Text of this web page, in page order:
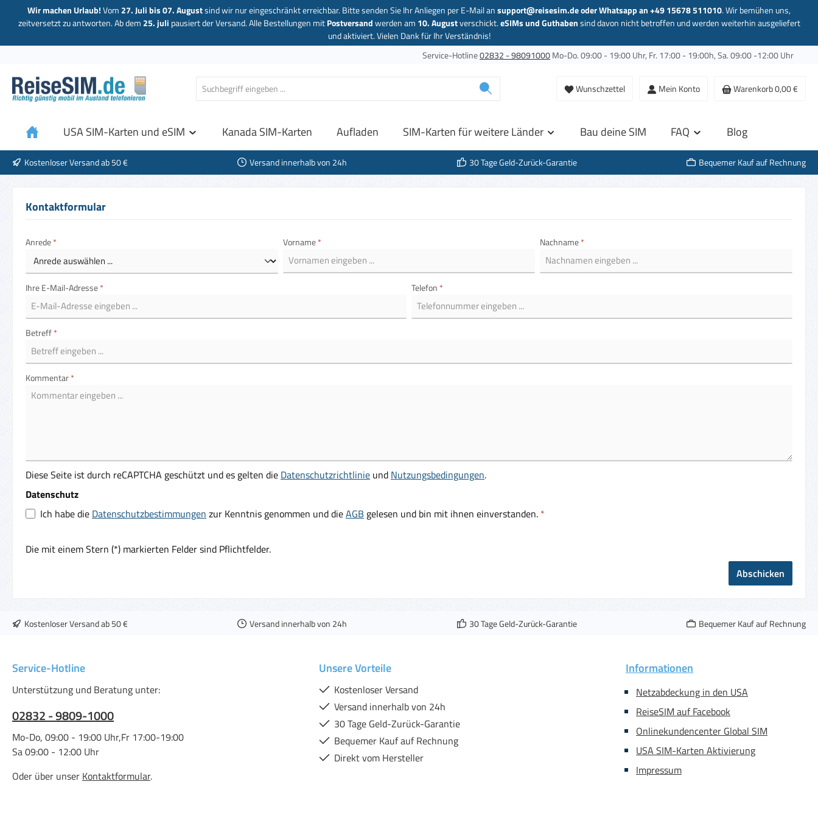
Hauptinhalt springen
Zur Suche springen
Zur Hauptnavigation springen
Wir machen Urlaub!Vom 27. Juli bis 07. Augustsind wir nur eingeschränkt erreichbar. Bitte senden Sie Ihr Anliegen per E-Mail ansupport@reisesim.de oder Whatsapp an +49 15678 511010. Wir bemühen uns,
zeitversetzt zu antworten. Ab dem 25. juli pausiert der Versand. Alle Bestellungen mitPostversandwerden am 10. Augustverschickt.eSIMs und Guthabensind davon nicht betroffen und werden weiterhin ausgeliefert
und aktiviert. Vielen Dank für Ihr Verständnis!
Service-Hotline02832 - 98091000Mo-Do. 09:00 - 19:00 Uhr, Fr. 17:00 - 19:00h, Sa. 09:00 -12:00 Uhr
WunschzettelDu hast 0 Produkte auf dem Merkzettel
Mein Konto Warenkorb0,00 €
USA SIM-Karten und eSIM Kanada SIM-Karten Aufladen SIM-Karten für weitere Länder Bau deine SIM FAQ Blog
Kostenloser Versand ab 50 € Versand innerhalb von 24h 30 Tage Geld-Zurück-Garantie Bequemer Kauf auf Rechnung
Kontaktformular
Anrede* Vorname* Nachname*
Ihre E-Mail-Adresse* Telefon *
Betreff*
Kommentar*
Diese Seite ist durch reCAPTCHA geschützt und es gelten die Datenschutzrichtlinie und Nutzungsbedingungen.
Datenschutz
Ich habe die Datenschutzbestimmungen zur Kenntnis genommen und dieAGB gelesen und bin mit ihnen einverstanden. *
Die mit einem Stern (*) markierten Felder sind Pflichtfelder.
Abschicken
Kostenloser Versand ab 50 € Versand innerhalb von 24h 30 Tage Geld-Zurück-Garantie Bequemer Kauf auf Rechnung
Service-Hotline
Unterstützung und Beratung unter:
02832 - 9809-1000
Mo-Do, 09:00 - 19:00 Uhr,Fr 17:00-19:00
Sa 09:00 - 12:00 Uhr
Oder über unser Kontaktformular.
Unsere Vorteile
Kostenloser Versand
Versand innerhalb von 24h
30 Tage Geld-Zurück-Garantie
Bequemer Kauf auf Rechnung
Direkt vom Hersteller
Informationen
Netzabdeckung in den USA
ReiseSIM auf Facebook
Onlinekundencenter Global SIM
USA SIM-Karten Aktivierung
Impressum